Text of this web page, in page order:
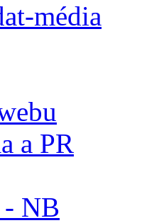
média
a PR
NB